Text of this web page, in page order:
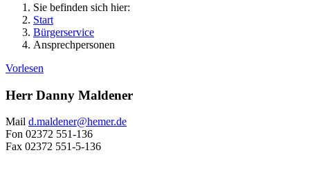
Sie befinden sich hier:
Start
Bürgerservice
Ansprechpersonen
Vorlesen
Herr Danny Maldener
Mail d.maldener@​hemer.de
Fon 02372 551-136
Fax 02372 551-5-136